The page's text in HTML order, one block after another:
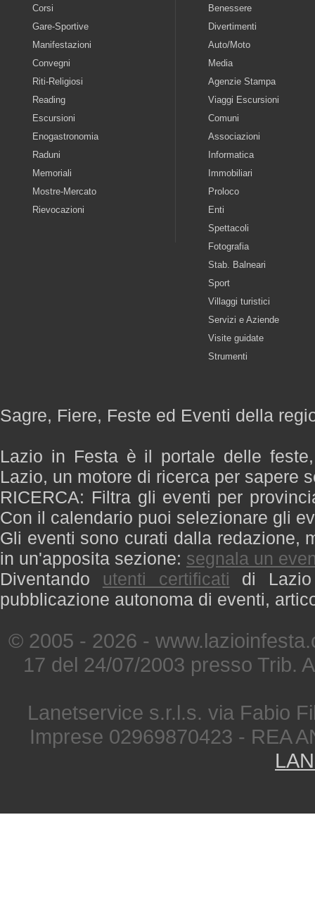
Corsi
Gare-Sportive
Manifestazioni
Convegni
Riti-Religiosi
Reading
Escursioni
Enogastronomia
Raduni
Memoriali
Mostre-Mercato
Rievocazioni
Benessere
Divertimenti
Auto/Moto
Media
Agenzie Stampa
Viaggi Escursioni
Comuni
Associazioni
Informatica
Immobiliari
Proloco
Enti
Spettacoli
Fotografia
Stab. Balneari
Sport
Villaggi turistici
Servizi e Aziende
Visite guidate
Strumenti
Sagre, Fiere, Feste ed Eventi della
Lazio in Festa è il portale delle
Lazio, un motore di ricerca per sapere
RICERCA: Filtra gli eventi per
Con il calendario puoi selezionare gli
Gli eventi sono curati dalla redazione,
in un'apposita sezione: segnala un
Diventando utenti certificati di
pubblicazione autonoma di eventi,
© 2005 - 2026 -
17 del 24/07/2003 presso Trib.
Lanetservice s.r.l.s. via Fabio
Imprese 02969870423 - REA